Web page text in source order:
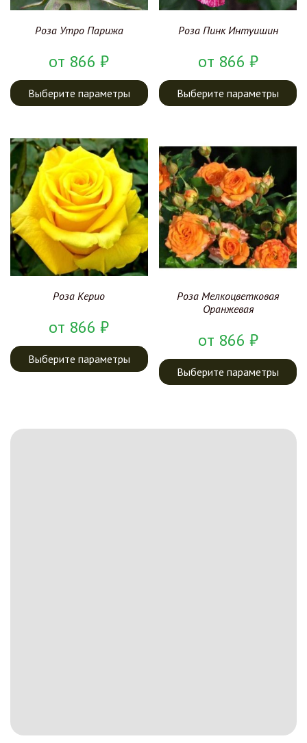
Роза Утро Парижа
от 866₽
Выберите параметры
Роза Пинк Интуишин
от 866 ₽
Выберите параметры
Роза Керио
от 866₽
Выберите параметры
Роза Мелкоцветковая
Оранжевая
от 866 ₽
Выберите параметры